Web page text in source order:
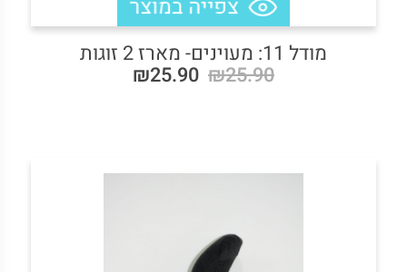
מודל 11: מעוינים- מארז 2 זוגות
₪25.90
₪25.90